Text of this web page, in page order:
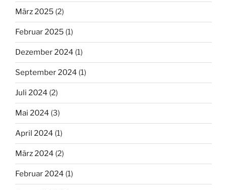
März 2025 (2)
Februar 2025 (1)
Dezember 2024 (1)
September 2024 (1)
Juli 2024 (2)
Mai 2024 (3)
April 2024 (1)
März 2024 (2)
Februar 2024 (1)